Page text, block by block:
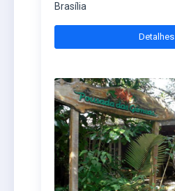
Brasília
Detalhes